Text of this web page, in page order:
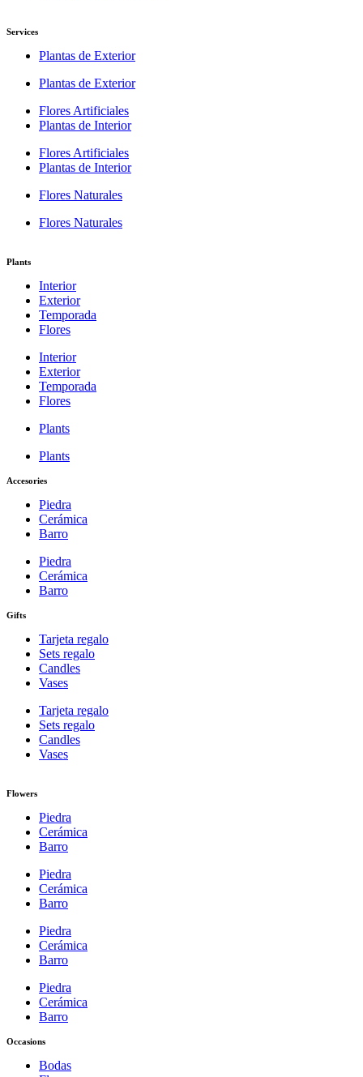
Services
Plantas de Exterior
Plantas de Exterior
Flores Artificiales
Plantas de Interior
Flores Artificiales
Plantas de Interior
Flores Naturales
Flores Naturales
Plants
Interior
Exterior
Temporada
Flores
Interior
Exterior
Temporada
Flores
Plants
Plants
Accesories
Piedra
Cerámica
Barro
Piedra
Cerámica
Barro
Gifts
Tarjeta regalo
Sets regalo
Candles
Vases
Tarjeta regalo
Sets regalo
Candles
Vases
Flowers
Piedra
Cerámica
Barro
Piedra
Cerámica
Barro
Piedra
Cerámica
Barro
Piedra
Cerámica
Barro
Occasions
Bodas